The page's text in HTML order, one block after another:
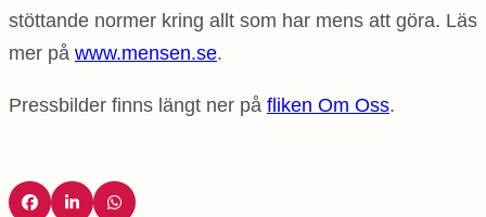
stöttande normer kring allt som har mens att göra. Läs
mer på www.mensen.se.
Pressbilder finns längt ner på fliken Om Oss.